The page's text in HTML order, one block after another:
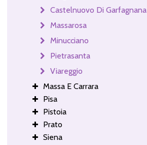
Castelnuovo Di Garfagnana
Massarosa
Minucciano
Pietrasanta
Viareggio
Massa E Carrara
Pisa
Pistoia
Prato
Siena